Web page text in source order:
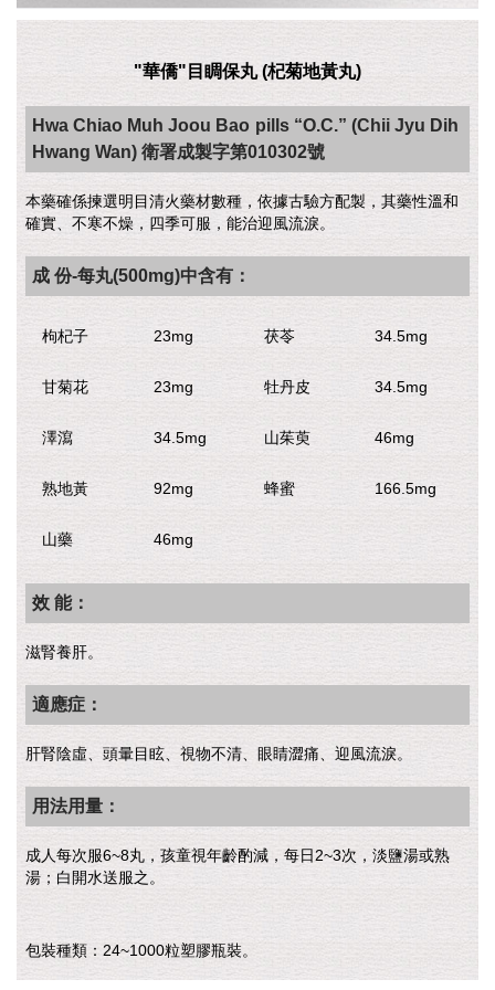
"華僑"目睭保丸 (杞菊地黃丸)
Hwa Chiao Muh Joou Bao pills “O.C.” (Chii Jyu Dih
Hwang Wan) 衛署成製字第010302號
本藥確係揀選明目清火藥材數種，依據古驗方配製，其藥性溫和
確實、不寒不燥，四季可服，能治迎風流淚。
成 份-每丸(500mg)中含有：
枸杞子 23mg 茯苓 34.5mg
甘菊花 23mg 牡丹皮 34.5mg
澤瀉 34.5mg 山茱萸 46mg
熟地黃 92mg 蜂蜜 166.5mg
山藥 46mg
效 能：
滋腎養肝。
適應症：
肝腎陰虛、頭暈目眩、視物不清、眼睛澀痛、迎風流淚。
用法用量：
成人每次服6~8丸，孩童視年齡酌減，每日2~3次，淡鹽湯或熟
湯；白開水送服之。
包裝種類：24~1000粒塑膠瓶裝。